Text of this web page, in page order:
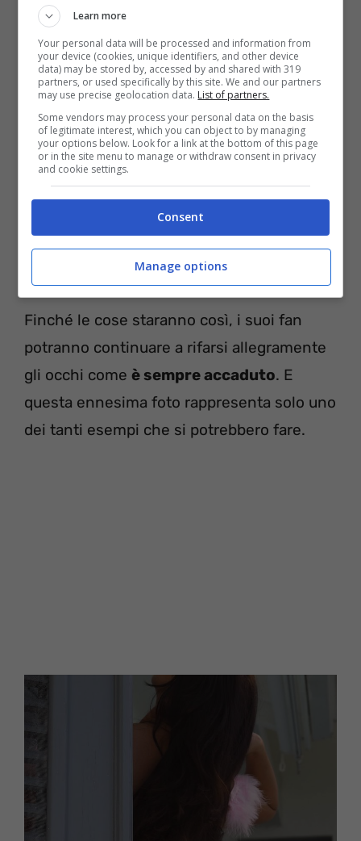
continui e riferimenti altrettanto frequenti.
Il suo pubblico italiano si è ormai
affezionato prima alla persona, poi al suo
fisico da top model. Perché essere
simpatiche e solari è fondamentale, ma
catturare l’occhio dei fan lo è ancora di più.
Proprio per questo motivo, ad oggi è
difficile immaginare che le sue attività sui
social si possano interrompere così
Finché le cose staranno così, i suoi fan
potranno continuare a rifarsi allegramente
gli occhi come è sempre accaduto. E
questa ennesima foto rappresenta solo uno
dei tanti esempi che si potrebbero fare.
Learn more
Your personal data will be processed and information from
your device (cookies, unique identifiers, and other device
data) may be stored by, accessed by and shared with 319
partners, or used specifically by this site. We and our partners
may use precise geolocation data. List of partners.
Some vendors may process your personal data on the basis
of legitimate interest, which you can object to by managing
your options below. Look for a link at the bottom of this page
or in the site menu to manage or withdraw consent in privacy
and cookie settings.
Consent
Manage options